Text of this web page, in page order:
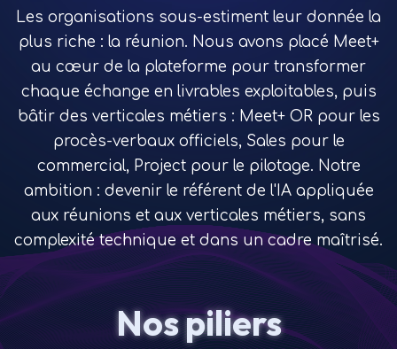
Les organisations sous-estiment leur donnée la
plus riche : la réunion. Nous avons placé Meet+
au cœur de la plateforme pour transformer
chaque échange en livrables exploitables, puis
bâtir des verticales métiers : Meet+ OR pour les
procès-verbaux officiels, Sales pour le
commercial, Project pour le pilotage. Notre
ambition : devenir le référent de l'IA appliquée
aux réunions et aux verticales métiers, sans
complexité technique et dans un cadre maîtrisé.
Nos piliers